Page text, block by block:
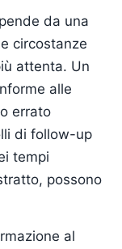
da una
circostanze
attenta. Un
alle
errato
di follow-up
tempi
possono
al